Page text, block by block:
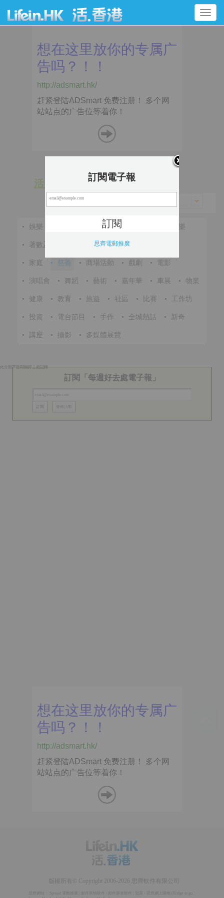
Toggle
navigation
活 動
• 娛樂 • 節慶 音樂
• 著數及優惠 • 體育 •
• 家庭 • 慈善 • 商場活動 • 戲劇 • 電影
• 演唱會 • 舞蹈 • 藝術 • 嘉年華 • 車展 • 物業
• 健康 • 教育 • 旅遊 • 社區 • 比賽 • 工作坊
• 投資 • 電台節目 • 手作 • 全城熱話 • 新奇
• 講座 • 攝影 • 多媒體展覽
此分類下近期無好去處記錄
訂閱「每週好去處電子報」
訂閱電子報
思齊電郵推廣
版權所有© Copyright 2006-2026 思齊軟件有限公司
Spread 電郵推廣